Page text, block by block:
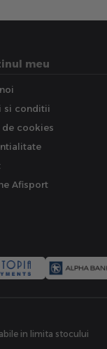
meu
si conditii
cookies
Afisport
in limita stocului